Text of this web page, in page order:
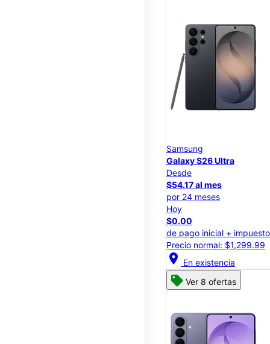
Samsung
Galaxy S26 Ultra
Desde
$54.17 al mes
por 24 meses
Hoy
$0.00
de pago inicial +
Precio normal: $1,299.99
location_on En existencia
Ver 8 ofertas